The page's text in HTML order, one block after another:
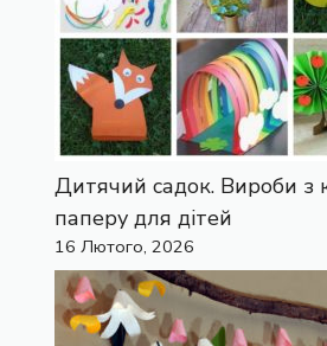
Дитячий садок. Вироби з
паперу для дітей
16 Лютого, 2026